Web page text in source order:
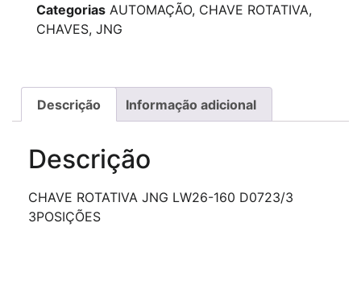
Categorias AUTOMAÇÃO, CHAVE ROTATIVA,
CHAVES, JNG
Descrição Informação adicional
Descrição
CHAVE ROTATIVA JNG LW26-160 D0723/3
3POSIÇÕES